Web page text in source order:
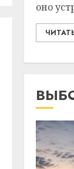
оно